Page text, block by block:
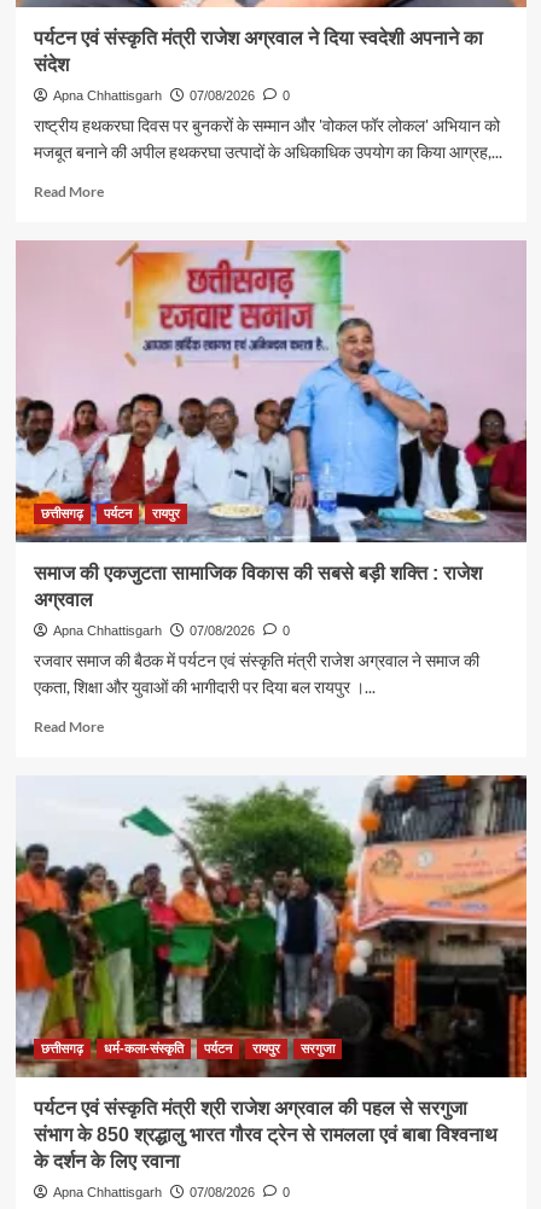
पर्यटन एवं संस्कृति मंत्री राजेश अग्रवाल ने दिया स्वदेशी अपनाने का
संदेश
Apna Chhattisgarh 07/08/2026 0
राष्ट्रीय हथकरघा दिवस पर बुनकरों के सम्मान और 'वोकल फॉर लोकल' अभियान को
मजबूत बनाने की अपील हथकरघा उत्पादों के अधिकाधिक उपयोग का किया आग्रह,...
Read MoreRead
पर्यटन
संस्कृति
राजेश
अग्रवाल
दिया
स्वदेशी
अपनाने
का
संदेश
छत्तीसगढ़ पर्यटन रायपुर
समाज की एकजुटता सामाजिक विकास की सबसे बड़ी शक्ति : राजेश
अग्रवाल
Apna Chhattisgarh 07/08/2026 0
रजवार समाज की बैठक में पर्यटन एवं संस्कृति मंत्री राजेश अग्रवाल ने समाज की
एकता, शिक्षा और युवाओं की भागीदारी पर दिया बल रायपुर ।...
Read MoreRead
एकजुटता
सामाजिक
विकास
की
बड़ी
शक्ति
राजेश
अग्रवाल
छत्तीसगढ़ धर्म-कला-संस्कृति पर्यटन रायपुर सरगुजा
पर्यटन एवं संस्कृति मंत्री श्री राजेश अग्रवाल की पहल से सरगुजा
संभाग के 850 श्रद्धालु भारत गौरव ट्रेन से रामलला एवं बाबा विश्वनाथ
के दर्शन के लिए रवाना
Apna Chhattisgarh 07/08/2026 0